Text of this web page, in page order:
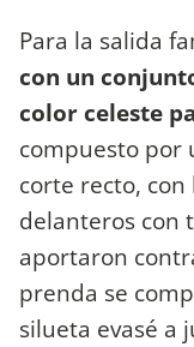
Para la salida
con un
color celeste
compuesto por
corte recto,
delanteros con
aportaron
prenda se
silueta evasé a